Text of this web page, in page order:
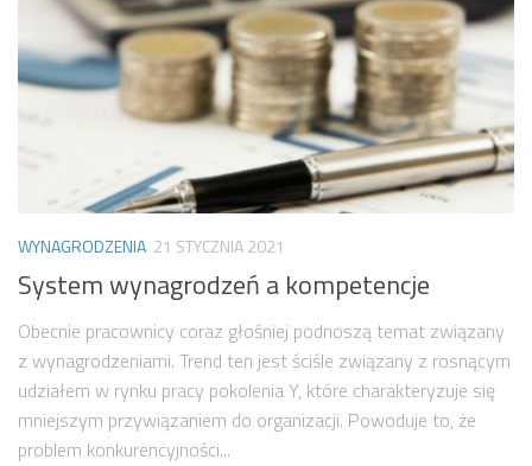
WYNAGRODZENIA 21 STYCZNIA 2021
System wynagrodzeń a kompetencje
Obecnie pracownicy coraz głośniej podnoszą temat związany
z wynagrodzeniami. Trend ten jest ściśle związany z rosnącym
udziałem w rynku pracy pokolenia Y, które charakteryzuje się
mniejszym przywiązaniem do organizacji. Powoduje to, że
problem konkurencyjności...